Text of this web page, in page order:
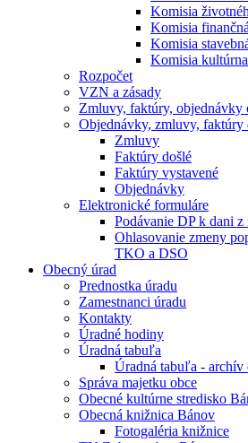
Komisia
Komisia finančná
Komisia
Komisia kultúrna
Rozpočet
VZN a zásady
Zmluvy, faktúry, objednávky
Objednávky, zmluvy, faktúry
Zmluvy
Faktúry došlé
Faktúry vystavené
Objednávky
Elektronické formuláre
Podávanie DP k dani
Ohlasovanie zmeny
TKO a DSO
Obecný úrad
Prednostka úradu
Zamestnanci úradu
Kontakty
Úradné hodiny
Úradná tabuľa
Úradná tabuľa - archív
Správa majetku obce
Obecné kultúrne stredisko
Obecná knižnica Bánov
Fotogaléria knižnice